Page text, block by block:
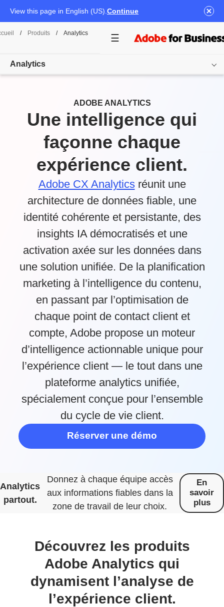
View this page in English (US). Continue
/ Produits / Analytics
Analytics
Cas d’usage
Ressources
Découvrir
ADOBE ANALYTICS
Une intelligence qui
façonne chaque
expérience client.
Adobe CX Analyticsréunit une
architecture de données fiable, une
identité cohérente et persistante, des
insights IA démocratisés et une
activation axée sur les données dans
une solution unifiée. De la planification
marketing à l’intelligence du contenu,
en passant par l’optimisation de
chaque point de contact client et
compte, Adobe propose un moteur
d’intelligence actionnable unique pour
l’expérience client — le tout dans une
plateforme analytics unifiée,
spécialement conçue pour l’ensemble
du cycle de vie client.
Réserver une démo
Analytics
partout.
Donnez à chaque équipe accès
aux informations fiables dans la
zone de travail de leur choix.
En
savoir
plus
Découvrez les produits
Adobe Analytics qui
dynamisent l’analyse de
l’expérience client.